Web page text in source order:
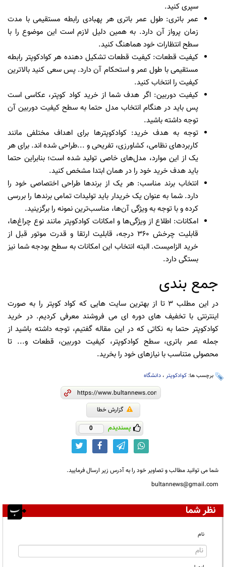
سپری کنید.
عمر باتری: طول عمر باتری هر پهبادی رابطه مستقیمی با مدت
زمان پرواز آن دارد.‌ به همین دلیل لازم است این موضوع را با
سطح انتظارات خود هماهنگ کنید.
کیفیت قطعات: کیفیت قطعات تشکیل دهنده هر کوادکوپتر رابطه
مستقیمی با طول عمر و استحکام آن دارد. پس سعی کنید بالاترین
کیفیت را انتخاب کنید.
کیفیت دوربین: اگر هدف شما از خرید کواد کوپتر، عکاسی است
پس باید در هنگام انتخاب مدل حتما به سطح کیفیت دوربین آن
توجه داشته باشید.
توجه به هدف خرید: کوادکوپتر‌ها برای اهداف مختلفی مانند
کاربرد‌های نظامی،‌ کشاورزی،‌ تفریحی و ...‌طراحی شده اند‌. برای هر
یک از این موارد، مدل‌های خاصی تولید شده است؛ بنابراین حتما
باید هدف خرید خود را در همان ابتدا مشخص کنید.
انتخاب برند مناسب: هر یک از برند‌ها طراحی اختصاصی خود را
دارد. شما به عنوان یک خریدار باید تولیدات تمامی برند‌ها را بررسی
کرده و با توجه به ویژگی آن‌ها، مناسب‌ترین نمونه را برگزینید.
امکانات: اطلاع از ویژگی‌ها و امکانات کوادکوپتر مانند نوع چراغ‌ها،
قابلیت چرخش ۳۶۰ درجه، قابلیت ارتقا و قدرت موتور قبل از
خرید الزامیست. البته انتخاب این امکانات به سطح بودجه شما نیز
بستگی دارد.
جمع بندی
در این مطلب 3 تا از بهترین سایت هایی که کواد کوپتر را به صورت
اینترنتی با تخفیف های دوره ای می فروشند معرفی کردیم. در خرید
کوادکوپتر حتما به نکاتی که در این مقاله گفتیم، توجه داشته باشید از
جمله عمر باتری، سطح کوادکوپتر، کیفیت دوربین، قطعات و... تا
محصولی متناسب با نیازهای خود را بخرید.
برچسب ها: کوادکوپتر ، دانشگاه
گزارش خطا
پسندیدم 0
شما می توانید مطالب و تصاویر خود را به آدرس زیر ارسال فرمایید.
bultannews@gmail.com
نظر شما
نام